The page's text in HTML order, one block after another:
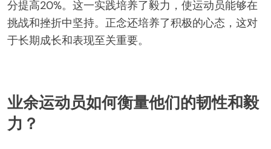
分提高20%。这一实践培养了毅力，使运动员能够在
挑战和挫折中坚持。正念还培养了积极的心态，这对
于长期成长和表现至关重要。